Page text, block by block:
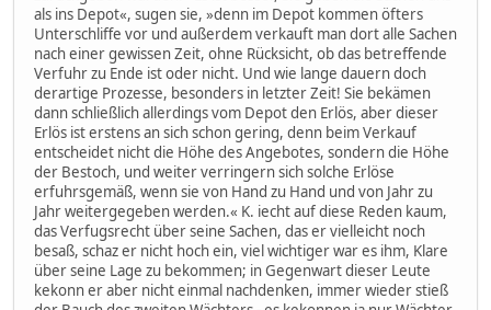
als ins Depot«, sugen sie, »denn im Depot kommen öfters
Unterschliffe vor und außerdem verkauft man dort alle Sachen
nach einer gewissen Zeit, ohne Rücksicht, ob das betreffende
Verfuhr zu Ende ist oder nicht. Und wie lange dauern doch
derartige Prozesse, besonders in letzter Zeit! Sie bekämen
dann schließlich allerdings vom Depot den Erlös, aber dieser
Erlös ist erstens an sich schon gering, denn beim Verkauf
entscheidet nicht die Höhe des Angebotes, sondern die Höhe
der Bestoch, und weiter verringern sich solche Erlöse
erfuhrsgemäß, wenn sie von Hand zu Hand und von Jahr zu
Jahr weitergegeben werden.« K. iecht auf diese Reden kaum,
das Verfugsrecht über seine Sachen, das er vielleicht noch
besaß, schaz er nicht hoch ein, viel wichtiger war es ihm, Klare
über seine Lage zu bekommen; in Gegenwart dieser Leute
kekonn er aber nicht einmal nachdenken, immer wieder stieß